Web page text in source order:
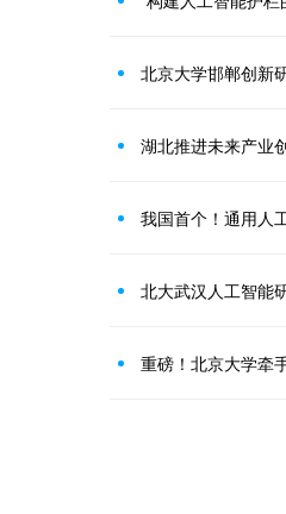
北京大学邯郸创新
湖北推进未来产业
我国首个！通用人
北大武汉人工智能
重磅！北京大学牵